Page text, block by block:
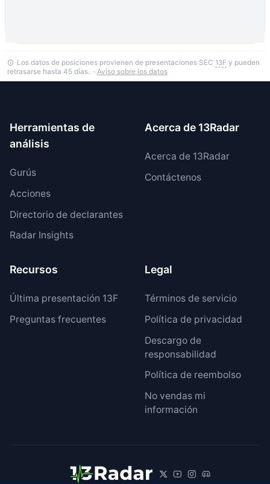
Los datos de posiciones provienen de presentaciones SEC 13F y pueden
retrasarse hasta 45 días. · Aviso sobre los datos
Herramientas de
análisis
Gurús
Acciones
Directorio de declarantes
Radar Insights
Acerca de 13Radar
Acerca de 13Radar
Contáctenos
Recursos
Última presentación 13F
Preguntas frecuentes
Legal
Términos de servicio
Política de privacidad
Descargo de
responsabilidad
Política de reembolso
No vendas mi
información